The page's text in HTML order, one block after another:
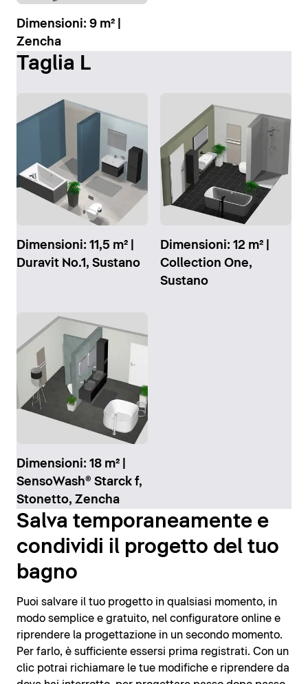
Dimensioni: 9 m² |
Zencha
Taglia L
Dimensioni: 11,5 m² |
Duravit No.1, Sustano
Dimensioni: 12 m² |
Collection One,
Sustano
Dimensioni: 18 m² |
SensoWash® Starck f,
Stonetto, Zencha
Salva temporaneamente e
condividi il progetto del tuo
bagno
Puoi salvare il tuo progetto in qualsiasi momento, in
modo semplice e gratuito, nel configuratore online e
riprendere la progettazione in un secondo momento.
Per farlo, è sufficiente essersi prima registrati. Con un
clic potrai richiamare le tue modifiche e riprendere da